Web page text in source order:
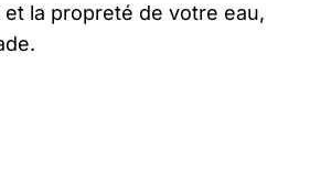
la propreté de votre eau,